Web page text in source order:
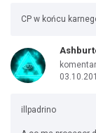
CP w końcu
illpadrino